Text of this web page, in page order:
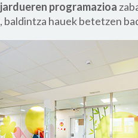
jardueren programazioa
baldintza hauek betetzen